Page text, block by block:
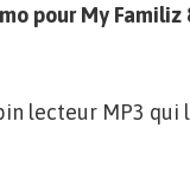
pour My Familiz
lecteur MP3 qui